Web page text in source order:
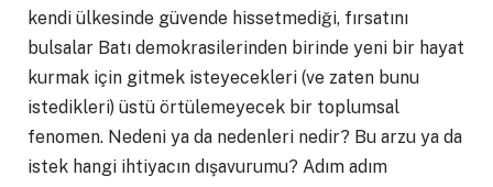
kendi ülkesinde güvende hissetmediği, fırsatını
bulsalar Batı demokrasilerinden birinde yeni bir hayat
kurmak için gitmek isteyecekleri (ve zaten bunu
istedikleri) üstü örtülemeyecek bir toplumsal
fenomen. Nedeni ya da nedenleri nedir? Bu arzu ya da
istek hangi ihtiyacın dışavurumu? Adım adım